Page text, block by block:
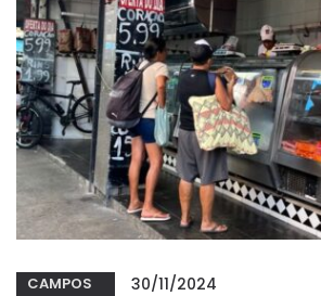
CAMPOS
30/11/2024